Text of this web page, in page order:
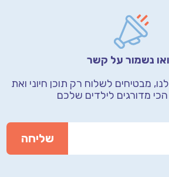
נשמור על קשר
מבטיחים לשלוח רק תוכן חיוני ואת
מדורגים לילדים שלכם